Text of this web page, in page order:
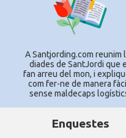
A Santjording.com reunim
diades de SantJordi que
fan arreu del mon, i
com fer-ne de manera
sense maldecaps
Enquestes